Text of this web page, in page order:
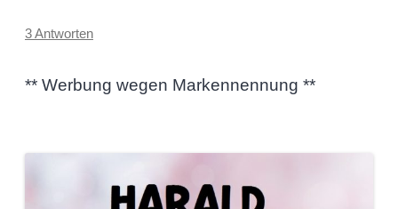
3 Antworten
** Werbung wegen Markennennung **